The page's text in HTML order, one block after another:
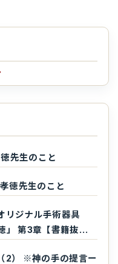
先生のこと
徳先生のこと
リジナル手術器具
」 第3章【書籍抜
2） ※神の手の提言ー